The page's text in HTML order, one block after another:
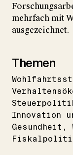
mehrfach mit
ausgezeichnet.
Themen
Innovation
Gesundheit